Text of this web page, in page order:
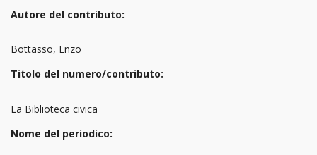
Autore del contributo:
Bottasso, Enzo
Titolo del numero/contributo:
La Biblioteca civica
Nome del periodico: